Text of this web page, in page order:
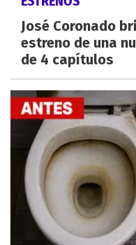
José Coronado
estreno de una
de 4 capítulos